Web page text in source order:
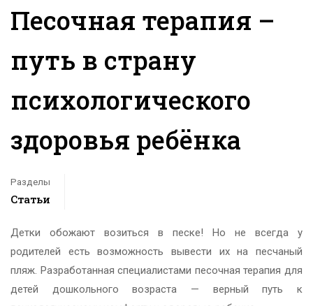
Песочная терапия –
путь в страну
психологического
здоровья ребёнка
Разделы
Статьи
Детки обожают возиться в песке! Но не всегда у
родителей есть возможность вывести их на песчаный
пляж. Разработанная специалистами песочная терапия для
детей дошкольного возраста — верный путь к